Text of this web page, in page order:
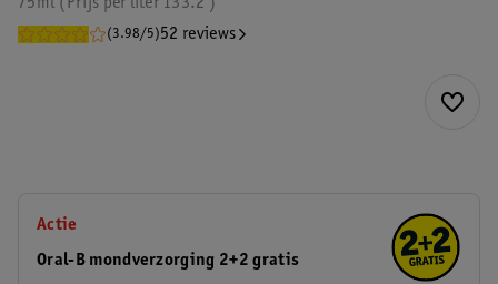
(3.98/5)52 reviews
Actie
Oral-B mondverzorging 2+2 gratis